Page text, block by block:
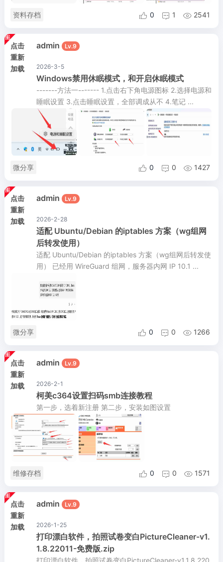
资料存档  0  1  2541
点击
重新
加载
admin Lv.9
2026-3-5
Windows禁用休眠模式，和开启休眠模式
-------方法一------- 1.点击右下角电源图标 2.选择电源和
睡眠设置 3.点击睡眠设置，全部调成从不 4.笔记 ...
微分享  0  0  1427
点击
重新
加载
admin Lv.9
2026-2-28
适配 Ubuntu/Debian 的iptables 方案（wg组网
后转发使用）
适配 Ubuntu/Debian 的iptables 方案（wg组网后转发使
用） 已经用 WireGuard 组网，服务器内网 IP 10.1 ...
微分享  0  0  1266
点击
重新
加载
admin Lv.9
2026-2-1
柯美c364设置扫码smb连接教程
第一步，选着新注册 第二步，安装如图设置
维修存档  0  0  1571
点击
重新
加载
admin Lv.9
2026-1-25
打印漂白软件，拍照试卷变白PictureCleaner-v1.
1.8.22011-免费版.zip